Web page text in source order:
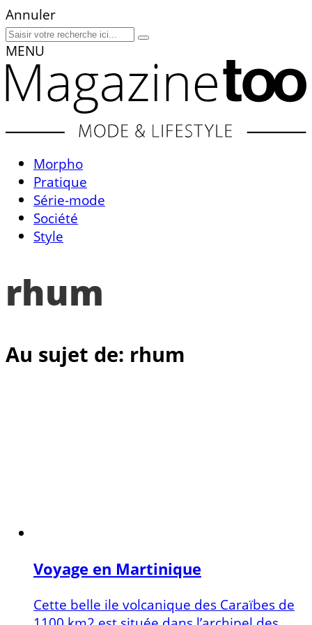
Annuler
MENU
Morpho
Pratique
Série-mode
Société
Style
rhum
Au sujet de: rhum
Voyage en Martinique
Cette belle ile volcanique des Caraïbes de